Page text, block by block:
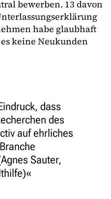
bewerben. 13 davon
habe glaubhaft
keine Neukunden
dass
des
auf ehrliches
Sauter,